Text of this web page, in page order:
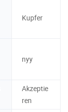
Kupfer
nyy
Akzeptie
ren